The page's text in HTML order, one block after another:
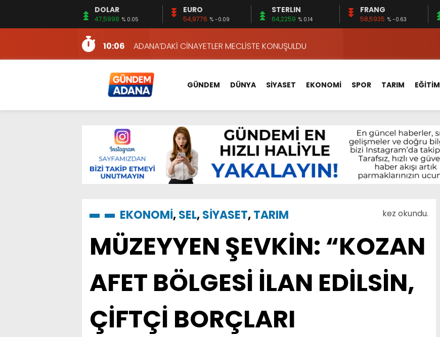
DOLAR
47,5998 % 0.05
EURO
54,9776 % -0.09
STERLIN
64,2259 % 0.14
FRANG
58,5935 % -0.63
12:54
YÜKSEL YEŞİLOVA, KOSOVA YOLUNDA…
16:00
AKILLI MERCEK HERKES İÇİN UYGUN MU?
10:06
ADANA’DAKİ CİNAYETLER MECLİSTE KONUŞULDU
13:54
NACAR: ESNAFIN SAĞLIK HİZMETLERİNİ KONUŞTUK
13:19
NACAR, DAHA İYİ SAĞLIK HİZMETLERİ İÇİN SAHADA
7:26
SULAMA KANALLARINDAKİ BOĞULMALARI ÖNLEMEK İÇİN GÖRÜŞTÜLER…
14:24
HERKES İÇİN ERİŞİLEBİLİR BEYİN SAĞLIĞI!
EMEKLİLER EN DÜŞÜK EMEKLİ AYLIĞININ 40 BİN LİRA OLMASINI İSTİYOR!
13:10
İKİNCİ 500’DE ADANA’DAN 15 FİRMA
13:48
HAFTA SONUNA ÖZEL KİTAPLAR…
12:54
YÜKSEL YEŞİLOVA, KOSOVA YOLUNDA…
GÜNDEM DÜNYA SİYASET EKONOMİ SPOR TARIM EĞİTİM
EKONOMİ,SEL,SİYASET,TARIM kez okundu.
MÜZEYYEN ŞEVKİN: “KOZAN
AFET BÖLGESİ İLAN EDİLSİN,
ÇİFTÇİ BORÇLARI